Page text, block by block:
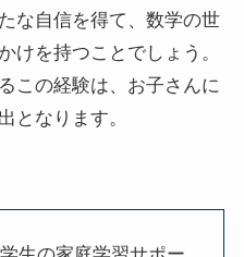
な自信を得て、数学の世
けを持つことでしょう。
この経験は、お子さんに
となります。